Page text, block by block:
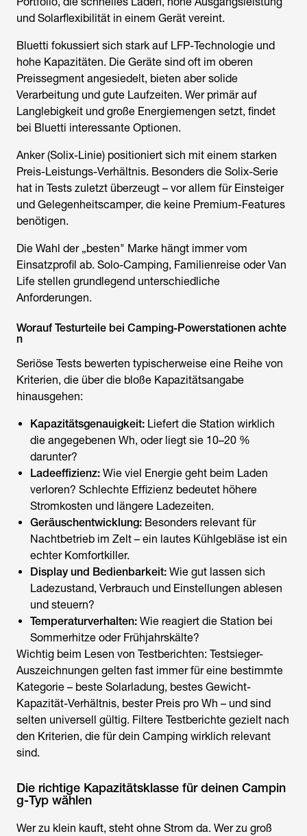
und Solarflexibilität in einem Gerät vereint.
Bluetti fokussiert sich stark auf LFP-Technologie und
hohe Kapazitäten. Die Geräte sind oft im oberen
Preissegment angesiedelt, bieten aber solide
Verarbeitung und gute Laufzeiten. Wer primär auf
Langlebigkeit und große Energiemengen setzt, findet
bei Bluetti interessante Optionen.
Anker (Solix-Linie) positioniert sich mit einem starken
Preis-Leistungs-Verhältnis. Besonders die Solix-Serie
hat in Tests zuletzt überzeugt – vor allem für Einsteiger
und Gelegenheitscamper, die keine Premium-Features
benötigen.
Die Wahl der „besten" Marke hängt immer vom
Einsatzprofil ab. Solo-Camping, Familienreise oder Van
Life stellen grundlegend unterschiedliche
Anforderungen.
Worauf Testurteile bei Camping-Powerstationen achte
n
Seriöse Tests bewerten typischerweise eine Reihe von
Kriterien, die über die bloße Kapazitätsangabe
hinausgehen:
Kapazitätsgenauigkeit: Liefert die Station wirklich
die angegebenen Wh, oder liegt sie 10–20 %
darunter?
Ladeeffizienz: Wie viel Energie geht beim Laden
verloren? Schlechte Effizienz bedeutet höhere
Stromkosten und längere Ladezeiten.
Geräuschentwicklung: Besonders relevant für
Nachtbetrieb im Zelt – ein lautes Kühlgebläse ist ein
echter Komfortkiller.
Display und Bedienbarkeit: Wie gut lassen sich
Ladezustand, Verbrauch und Einstellungen ablesen
und steuern?
Temperaturverhalten: Wie reagiert die Station bei
Sommerhitze oder Frühjahrskälte?
Wichtig beim Lesen von Testberichten: Testsieger-
Auszeichnungen gelten fast immer für eine bestimmte
Kategorie – beste Solarladung, bestes Gewicht-
Kapazität-Verhältnis, bester Preis pro Wh – und sind
selten universell gültig. Filtere Testberichte gezielt nach
den Kriterien, die für dein Camping wirklich relevant
sind.
Die richtige Kapazitätsklasse für deinen Campin
g-Typ wählen
Wer zu klein kauft, steht ohne Strom da. Wer zu groß